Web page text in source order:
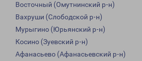
Восточный (Омутнинский р-н)
Вахруши (Слободской р-н)
Мурыгино (Юрьянский р-н)
Косино (Зуевский р-н)
Афанасьево (Афанасьевский р-н)